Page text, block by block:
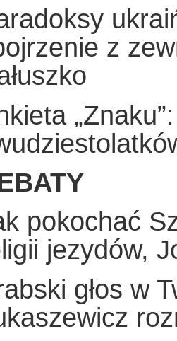
z
pokochać
jezydów,
głos w